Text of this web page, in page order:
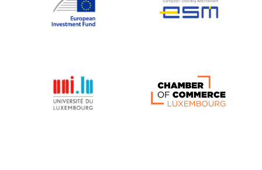
Koen LENAERTS
Lars Heikensten
Lucas Papademos
Máire Geoghegan-Quinn